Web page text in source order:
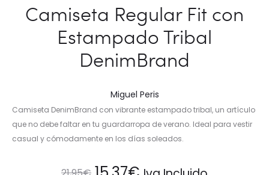
Camiseta Regular Fit con
Estampado Tribal
DenimBrand
Miguel Peris
Camiseta DenimBrand con vibrante estampado tribal, un artículo
que no debe faltar en tu guardarropa de verano. Ideal para vestir
casual y cómodamente en los días soleados.